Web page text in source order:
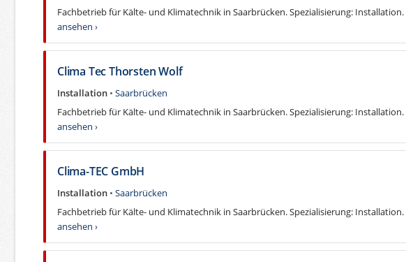
Fachbetrieb für Kälte- und Klimatechnik in Saarbrücken. Spezialisierung: Installation.
ansehen ›
Clima Tec Thorsten Wolf
Installation • Saarbrücken
Fachbetrieb für Kälte- und Klimatechnik in Saarbrücken. Spezialisierung: Installation.
ansehen ›
Clima-TEC GmbH
Installation • Saarbrücken
Fachbetrieb für Kälte- und Klimatechnik in Saarbrücken. Spezialisierung: Installation.
ansehen ›